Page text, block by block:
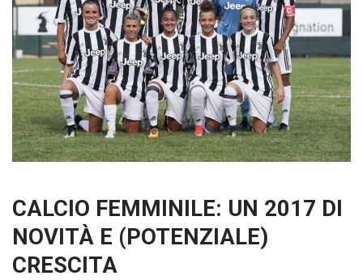
CALCIO FEMMINILE: UN 2017 DI
NOVITÀ E (POTENZIALE)
CRESCITA